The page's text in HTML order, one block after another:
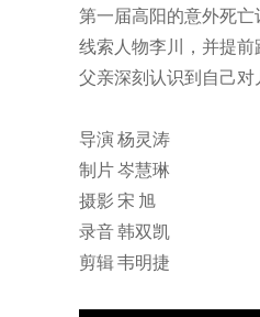
第一届高阳的意外死
线索人物李川，并提前
父亲深刻认识到自己对
导演 杨灵涛
制片 岑慧琳
摄影 宋 旭
录音 韩双凯
剪辑 韦明捷